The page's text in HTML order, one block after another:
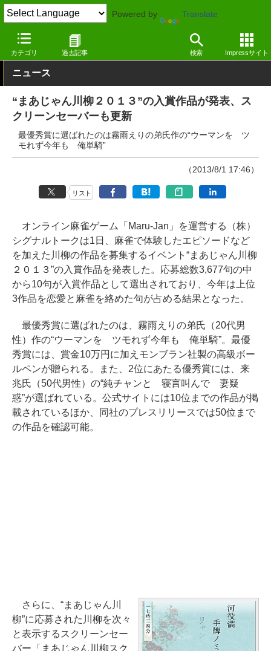
Powered by Translate
カテゴリ 過去記事 検索 Impressサイト
窓の杜 システム・ファイル Windows
ニュース
“まあじゃん川柳２０１３”の入賞作品が発表、ス
クリーンセーバーも更新
最優秀賞に選ばれたのは霧雨えりの弟氏作の“ウーマンを ツ
モれず今年も 俺単騎”
（2013/8/1 17:46）
リスト
オンライン麻雀ゲーム「Maru-Jan」を運営する（株）
シグナルトークは1日、麻雀で体験したエピソードなど
を加えた川柳の作品を募集するイベント“まあじゃん川柳
２０１３”の入賞作品を発表した。応募総数3,677句の中
から10句が入賞作品として選出されており、今年は上位
3作品を恋愛と麻雀を絡めた句が占める結果となった。
最優秀賞に選ばれたのは、霧雨えりの弟氏（20代男
性）作の“ウーマンを ツモれず今年も 俺単騎”。最優
秀賞には、賞金10万円に加えモンブラン社製の高級ボー
ルペンが贈られる。また、2位にあたる優秀賞には、来
兆氏（50代男性）の“純チャンと 寝言叫んで 妻疑
惑”が選ばれている。公式サイトには10位までの作品が掲
載されているほか、同社のプレスリリースでは50位まで
の作品を確認可能。
さらに、“まあじゃん川
柳”に応募された川柳を次々
と表示するスクリーンセー
バー「まあじゃん川柳スク